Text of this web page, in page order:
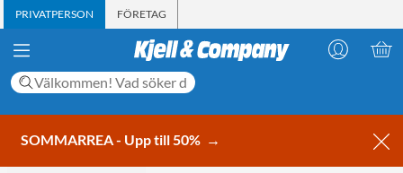
PRIVATPERSON FÖRETAG
SOMMARREA - Upp till 50% →